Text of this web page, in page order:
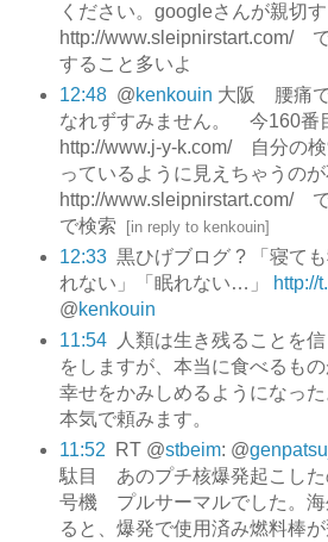
ください。googleさんが親切す
http://www.sleipnirstart.com/
すること多いよ
12:48 @kenkouin 大阪 腰痛
なれずすみません。 今160番
http://www.j-y-k.com/ 自分の
っているように見えちゃうのが
http://www.sleipnirstart.com/
で検索 [in reply to kenkouin]
12:33 黒ひげブログ ? 「寝て
れない」「眠れない…」
http://
@kenkouin
11:54
人類は生き残ることを
をしますが、本当に食べるもの
幸せをかみしめるようになっ
本気で頼みます。
11:52
RT @stbeim: @
駄目 あのプチ核爆発起こした
号機 プルサーマルでした。海
ると、爆発で使用済み燃料棒